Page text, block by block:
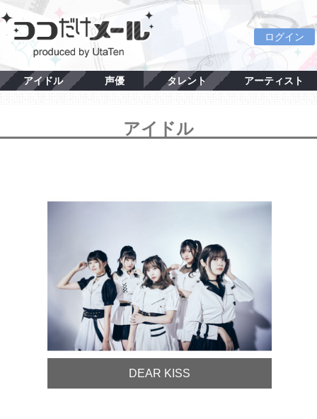
ログイン
アイドル 声優 タレント アーティスト
アイドル
DEAR KISS